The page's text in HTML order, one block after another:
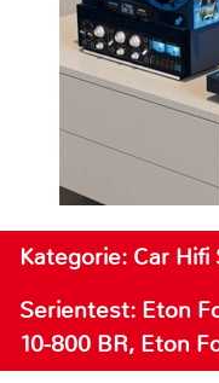
Kategorie: Car
Serientest: Eton
10-800 BR, Eton